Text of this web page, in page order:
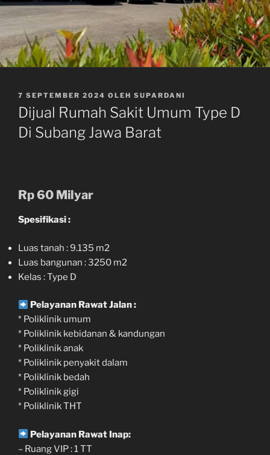
DIPOSKAN
PADA
7 SEPTEMBER 2024 OLEH SUPARDANI
Dijual Rumah Sakit Umum Type D
Di Subang Jawa Barat
Rp 60 Milyar
Spesifikasi :
Luas tanah : 9.135 m2
Luas bangunan : 3250 m2
Kelas : Type D
Pelayanan Rawat Jalan :
* Poliklinik umum
* Poliklinik kebidanan & kandungan
* Poliklinik anak
* Poliklinik penyakit dalam
* Poliklinik bedah
* Poliklinik gigi
* Poliklinik THT
Pelayanan Rawat Inap:
– Ruang VIP : 1 TT